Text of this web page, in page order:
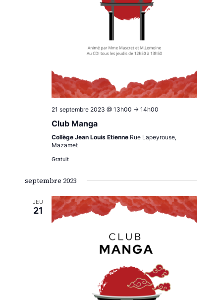
21 septembre 2023 @ 13h00 -> 14h00
Club Manga
Collège Jean Louis Etienne Rue Lapeyrouse,
Mazamet
Gratuit
septembre 2023
JEU
21